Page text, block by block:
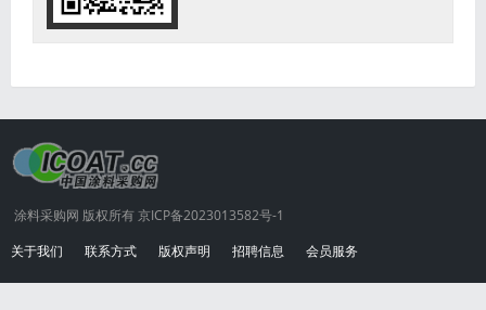
涂料采购网 版权所有 京ICP备2023013582号-1
关于我们
联系方式 版权声明 招聘信息 会员服务